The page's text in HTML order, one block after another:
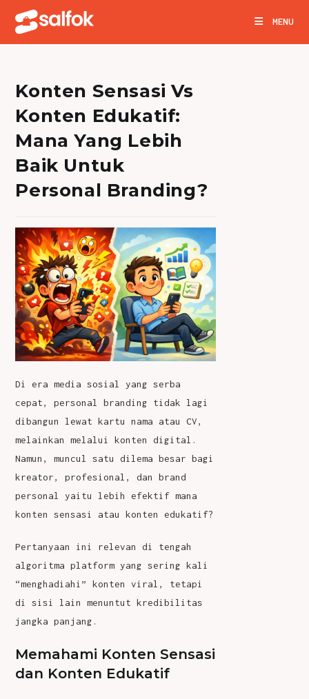
content
MENU
Konten Sensasi Vs
Konten Edukatif:
Mana Yang Lebih
Baik Untuk
Personal Branding?
Di era media sosial yang serba
cepat, personal branding tidak lagi
dibangun lewat kartu nama atau CV,
melainkan melalui konten digital.
Namun, muncul satu dilema besar bagi
kreator, profesional, dan brand
personal yaitu lebih efektif mana
konten sensasi atau konten edukatif?
Pertanyaan ini relevan di tengah
algoritma platform yang sering kali
“menghadiahi” konten viral, tetapi
di sisi lain menuntut kredibilitas
jangka panjang.
Memahami Konten Sensasi
dan Konten Edukatif